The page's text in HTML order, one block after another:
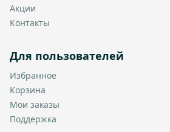
Акции
Контакты
Для пользователей
Избранное
Корзина
Мои заказы
Поддержка